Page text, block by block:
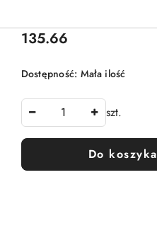
Cena:
135.66
Dostępność: Mała ilość
szt.
Do koszyka